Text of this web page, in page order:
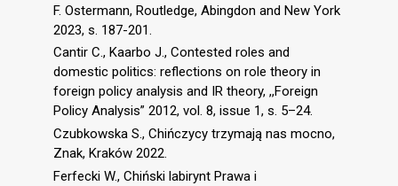
F. Ostermann, Routledge, Abingdon and New York
2023, s. 187-201.
Cantir C., Kaarbo J., Contested roles and
domestic politics: reflections on role theory in
foreign policy analysis and IR theory, ,,Foreign
Policy Analysis” 2012, vol. 8, issue 1, s. 5–24.
Czubkowska S., Chińczycy trzymają nas mocno,
Znak, Kraków 2022.
Ferfecki W., Chiński labirynt Prawa i